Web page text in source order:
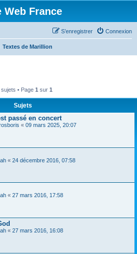
Web France
Connexion
S’enregistrer
Textes de Marillion
sujets • Page 1 sur 1
Sujets
passé en concert
« 09 mars 2025, 20:07
« 24 décembre 2016, 07:58
« 27 mars 2016, 17:58
« 27 mars 2016, 16:08